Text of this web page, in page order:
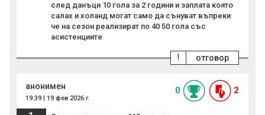
след данъци 10 гола за 2 години и заплата която
салах и холанд могат само да сънуват въпреки
че на сезон реализират по 40 50 гола със
асистенциите
отговор
!
анонимен
19:39 | 19 фев 2026 г.
0 2